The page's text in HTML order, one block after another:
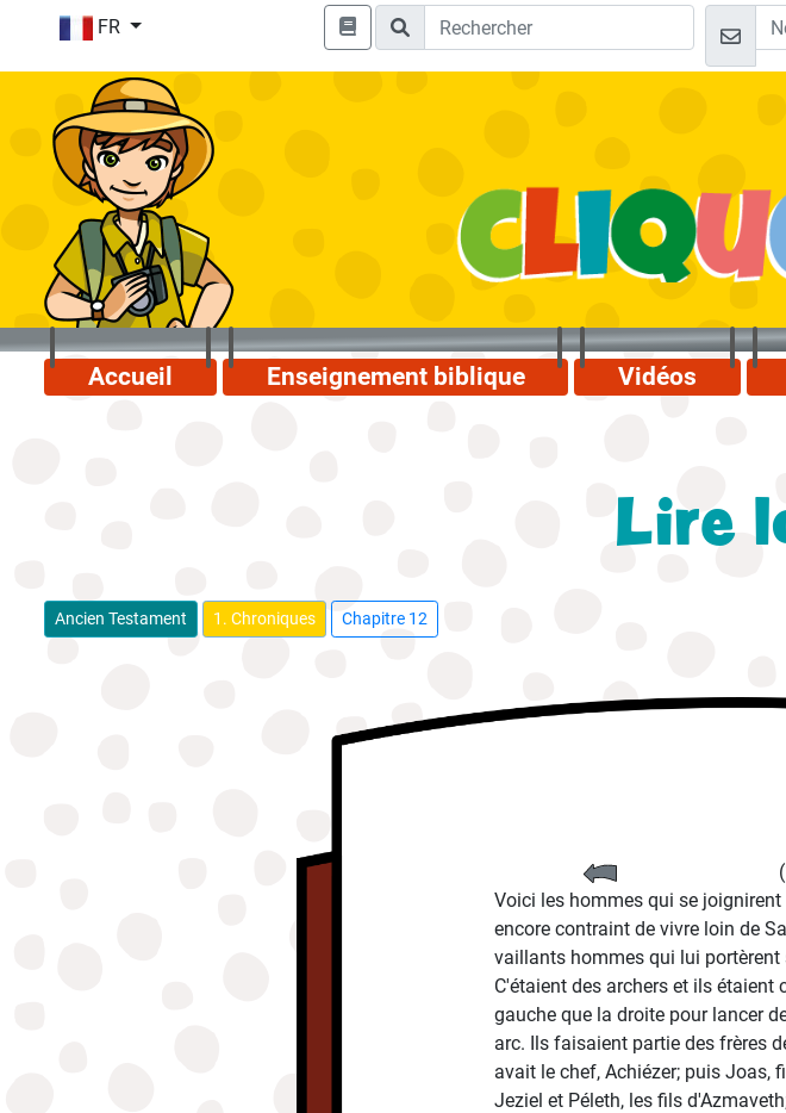
FR
Accueil Enseignement biblique Vidéos
Lire
Ancien Testament 1. Chroniques Chapitre 12
Voici les hommes qui se
encore contraint de vivre loin de
vaillants hommes qui lui portèrent
C'étaient des archers et ils
gauche que la droite pour lancer
arc. Ils faisaient partie des frères
avait le chef, Achiézer; puis Joas,
Jeziel et Péleth, les fils